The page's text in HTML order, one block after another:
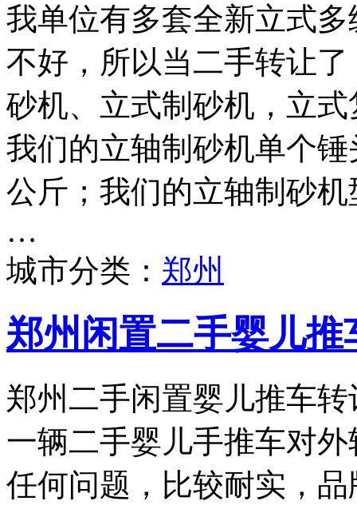
我单位有多套全新立式
不好，所以当二手转让
砂机、立式制砂机，立
我们的立轴制砂机单个
公斤；我们的立轴制砂
…
城市分类： 郑州
郑州闲置二手婴儿推
郑州二手闲置婴儿推车
一辆二手婴儿手推车对
任何问题，比较耐实，品